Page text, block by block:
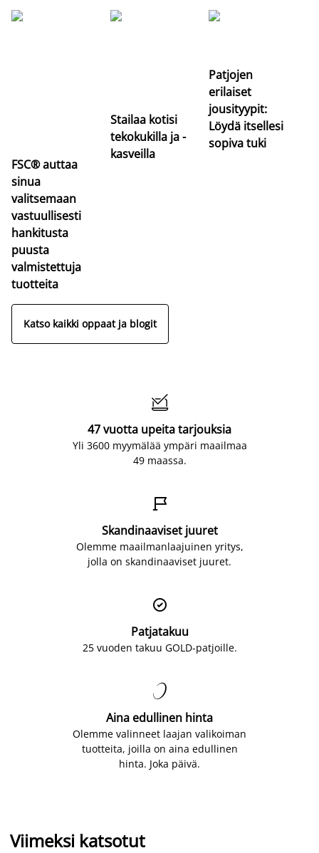
FSC® auttaa
sinua
valitsemaan
vastuullisesti
hankitusta
puusta
valmistettuja
tuotteita
Stailaa kotisi
tekokukilla ja -
kasveilla
Patjojen
erilaiset
jousityypit:
Löydä itsellesi
sopiva tuki
Katso kaikki oppaat ja blogit

47 vuotta upeita tarjouksia
Yli 3600 myymälää ympäri maailmaa
49 maassa.

Skandinaaviset juuret
Olemme maailmanlaajuinen yritys,
jolla on skandinaaviset juuret.

Patjatakuu
25 vuoden takuu GOLD-patjoille.

Aina edullinen hinta
Olemme valinneet laajan valikoiman
tuotteita, joilla on aina edullinen
hinta. Joka päivä.
Viimeksi katsotut